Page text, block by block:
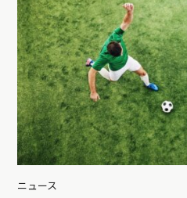
ニュース